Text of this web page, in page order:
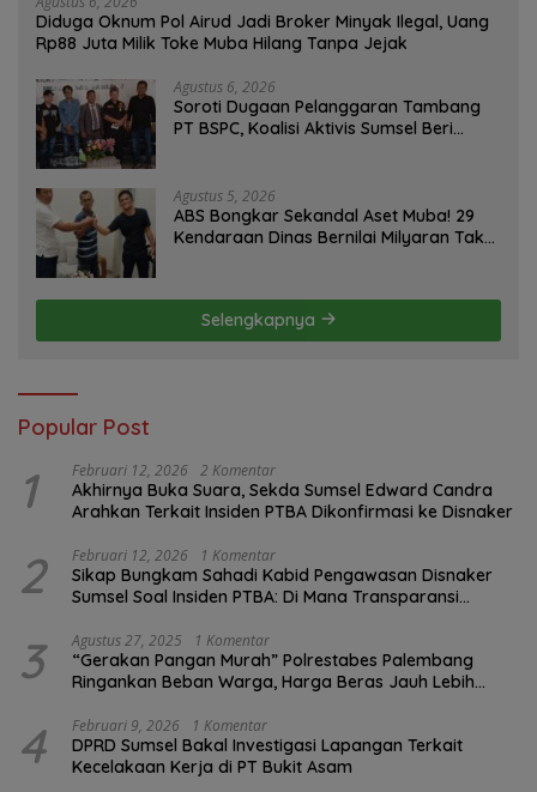
Diduga Oknum Pol Airud Jadi Broker Minyak Ilegal, Uang
Rp88 Juta Milik Toke Muba Hilang Tanpa Jejak
Agustus 6, 2026
Soroti Dugaan Pelanggaran Tambang
PT BSPC, Koalisi Aktivis Sumsel Beri
Agustus 5, 2026
ABS Bongkar Sekandal Aset Muba! 29
Kendaraan Dinas Bernilai Milyaran Tak
Selengkapnya
Popular Post
1 Februari 12, 2026 2 Komentar
Akhirnya Buka Suara, Sekda Sumsel Edward Candra
Arahkan Terkait Insiden PTBA Dikonfirmasi ke Disnaker
2 Februari 12, 2026 1 Komentar
Sikap Bungkam Sahadi Kabid Pengawasan Disnaker
Sumsel Soal Insiden PTBA: Di Mana Transparansi
3 Agustus 27, 2025 1 Komentar
“Gerakan Pangan Murah” Polrestabes Palembang
Ringankan Beban Warga, Harga Beras Jauh Lebih
4 Februari 9, 2026 1 Komentar
DPRD Sumsel Bakal Investigasi Lapangan Terkait
Kecelakaan Kerja di PT Bukit Asam